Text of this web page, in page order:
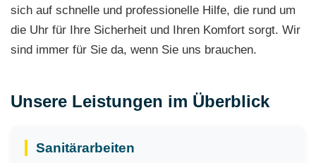
sich auf schnelle und professionelle Hilfe, die rund um
die Uhr für Ihre Sicherheit und Ihren Komfort sorgt. Wir
sind immer für Sie da, wenn Sie uns brauchen.
Unsere Leistungen im Überblick
Sanitärarbeiten